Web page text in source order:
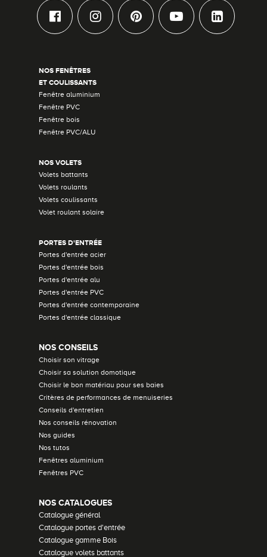
NOS FENÊTRES
ET COULISSANTS
Fenêtre aluminium
Fenêtre PVC
Fenêtre bois
Fenêtre PVC/ALU
NOS VOLETS
Volets battants
Volets roulants
Volets coulissants
Volet roulant solaire
PORTES D'ENTRÉE
Portes d'entrée acier
Portes d'entrée bois
Portes d'entrée alu
Portes d'entrée PVC
Portes d'entrée contemporaine
Portes d'entrée classique
NOS CONSEILS
Choisir son vitrage
Choisir sa solution domotique
Choisir le bon matériau pour ses baies
Critères de performances de menuiseries
Conseils d'entretien
Nos conseils rénovation
Nos guides
Nos tutos
Fenêtres aluminium
Fenêtres PVC
NOS CATALOGUES
Catalogue général
Catalogue portes d'entrée
Catalogue gamme Bois
Catalogue volets battants